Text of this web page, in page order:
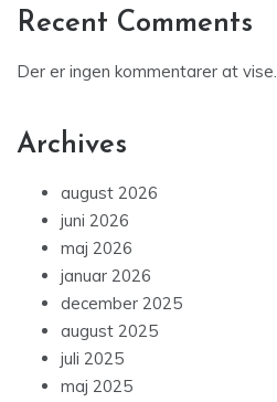
Recent Comments
Der er ingen kommentarer at vise.
Archives
august 2026
juni 2026
maj 2026
januar 2026
december 2025
august 2025
juli 2025
maj 2025